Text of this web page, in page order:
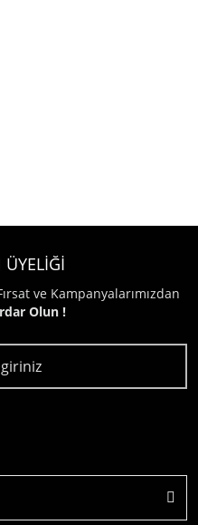
ÜYELİĞİ
ve Kampanyalarımızdan
Olun !